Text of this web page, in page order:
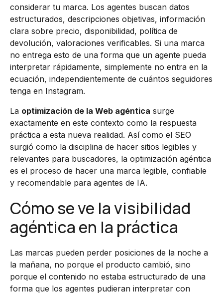
considerar tu marca. Los agentes buscan datos
estructurados, descripciones objetivas, información
clara sobre precio, disponibilidad, política de
devolución, valoraciones verificables. Si una marca
no entrega esto de una forma que un agente pueda
interpretar rápidamente, simplemente no entra en la
ecuación, independientemente de cuántos seguidores
tenga en Instagram.
La optimización de la Web agéntica surge
exactamente en este contexto como la respuesta
práctica a esta nueva realidad. Así como el SEO
surgió como la disciplina de hacer sitios legibles y
relevantes para buscadores, la optimización agéntica
es el proceso de hacer una marca legible, confiable
y recomendable para agentes de IA.
Cómo se ve la visibilidad
agéntica en la práctica
Las marcas pueden perder posiciones de la noche a
la mañana, no porque el producto cambió, sino
porque el contenido no estaba estructurado de una
forma que los agentes pudieran interpretar con